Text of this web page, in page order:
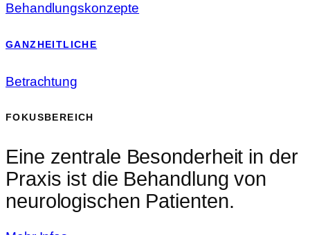
Behandlungskonzepte
GANZHEITLICHE
Betrachtung
FOKUSBEREICH
Eine zentrale Besonderheit in der
Praxis ist die Behandlung von
neurologischen Patienten.